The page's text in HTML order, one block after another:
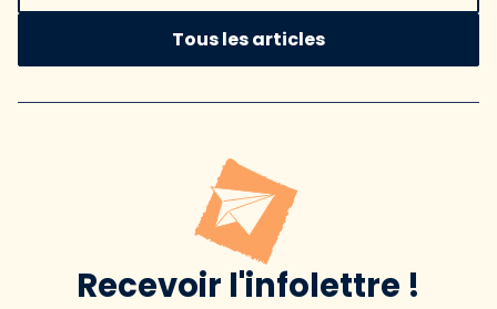
Tous les articles
Recevoir l'infolettre !